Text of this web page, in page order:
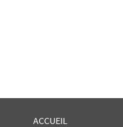
ACCUEIL